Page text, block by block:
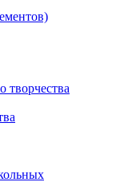
творчества